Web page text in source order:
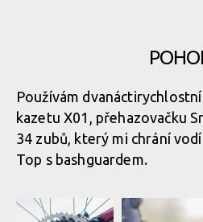
Používám dvanáctirychlostní
kazetu X01, přehazovačku
34 zubů, který mi chrání
Top s bashguardem.